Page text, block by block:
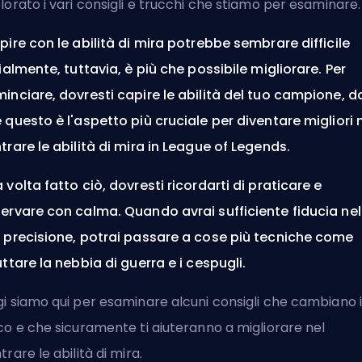
i vari consigli e trucchi che stiamo per esaminare.
con le abilità di mira potrebbe sembrare difficile
tuttavia, è più che possibile migliorare. Per
dovresti capire le abilità del tuo campione,
questo è l'aspetto più cruciale per diventare migliori
le abilità di mira in League of Legends.
volta fatto ciò, dovresti ricordarti di praticare e
con calma. Quando avrai sufficiente fiducia
potrai passare a cose più tecniche come
la nebbia di guerra e i cespugli.
siamo qui per esaminare alcuni consigli che cambiano
e che sicuramente ti aiuteranno a migliorare nel
le abilità di mira.